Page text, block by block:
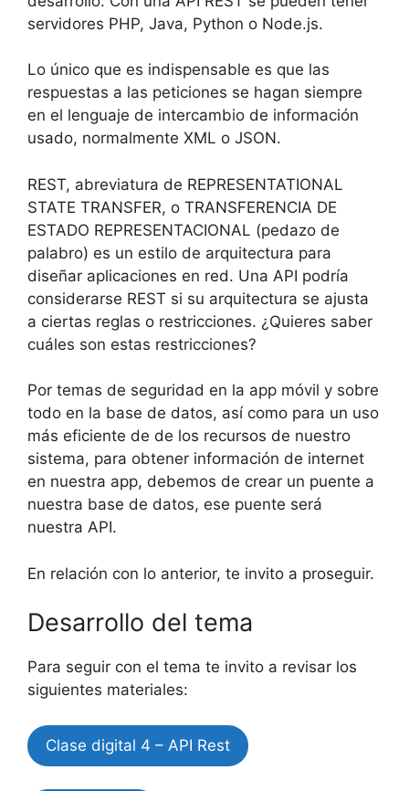
servidores PHP, Java, Python o Node.js.
Lo único que es indispensable es que las
respuestas a las peticiones se hagan siempre
en el lenguaje de intercambio de información
usado, normalmente XML o JSON.
REST, abreviatura de REPRESENTATIONAL
STATE TRANSFER, o TRANSFERENCIA DE
ESTADO REPRESENTACIONAL (pedazo de
palabro) es un estilo de arquitectura para
diseñar aplicaciones en red. Una API podría
considerarse REST si su arquitectura se ajusta
a ciertas reglas o restricciones. ¿Quieres saber
cuáles son estas restricciones?
Por temas de seguridad en la app móvil y sobre
todo en la base de datos, así como para un uso
más eficiente de de los recursos de nuestro
sistema, para obtener información de internet
en nuestra app, debemos de crear un puente a
nuestra base de datos, ese puente será
nuestra API.
En relación con lo anterior, te invito a proseguir.
Desarrollo del tema
Para seguir con el tema te invito a revisar los
siguientes materiales:
Clase digital 4 – API Rest